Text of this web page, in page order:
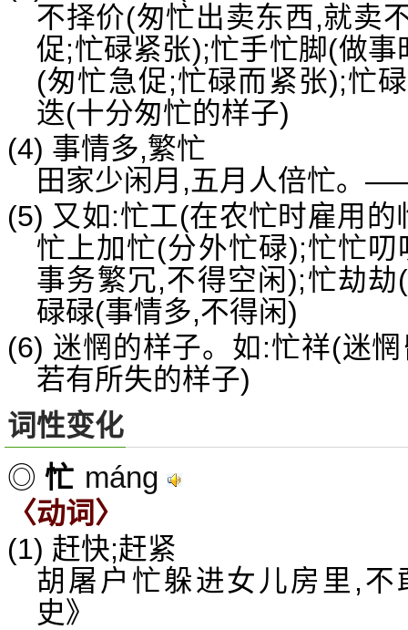
不择价(匆忙出卖东西,就卖
促;忙碌紧张);忙手忙脚(做
(匆忙急促;忙碌而紧张);忙
迭(十分匆忙的样子)
(4) 事情多,繁忙
田家少闲月,五月人倍忙。
(5) 又如:忙工(在农忙时雇用
忙上加忙(分外忙碌);忙忙
事务繁冗,不得空闲);忙劫
碌碌(事情多,不得闲)
(6) 迷惘的样子。如:忙祥(迷
若有所失的样子)
词性变化
◎ 忙 máng
〈动词〉
(1) 赶快;赶紧
胡屠户忙躲进女儿房里,
史》